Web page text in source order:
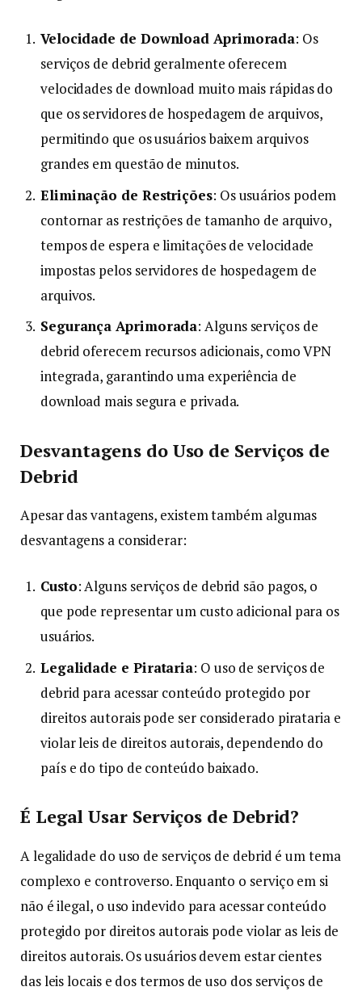
Velocidade de Download Aprimorada: Os
serviços de debrid geralmente oferecem
velocidades de download muito mais rápidas do
que os servidores de hospedagem de arquivos,
permitindo que os usuários baixem arquivos
grandes em questão de minutos.
Eliminação de Restrições: Os usuários podem
contornar as restrições de tamanho de arquivo,
tempos de espera e limitações de velocidade
impostas pelos servidores de hospedagem de
arquivos.
Segurança Aprimorada: Alguns serviços de
debrid oferecem recursos adicionais, como VPN
integrada, garantindo uma experiência de
download mais segura e privada.
Desvantagens do Uso de Serviços de
Debrid
Apesar das vantagens, existem também algumas
desvantagens a considerar:
Custo: Alguns serviços de debrid são pagos, o
que pode representar um custo adicional para os
usuários.
Legalidade e Pirataria: O uso de serviços de
debrid para acessar conteúdo protegido por
direitos autorais pode ser considerado pirataria e
violar leis de direitos autorais, dependendo do
país e do tipo de conteúdo baixado.
É Legal Usar Serviços de Debrid?
A legalidade do uso de serviços de debrid é um tema
complexo e controverso. Enquanto o serviço em si
não é ilegal, o uso indevido para acessar conteúdo
protegido por direitos autorais pode violar as leis de
direitos autorais. Os usuários devem estar cientes
das leis locais e dos termos de uso dos serviços de